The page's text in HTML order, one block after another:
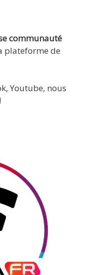
communauté
plateforme de
Youtube, nous